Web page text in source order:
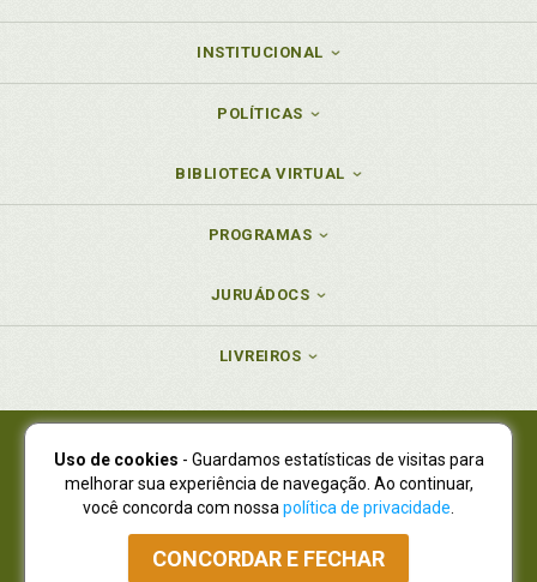
INSTITUCIONAL
POLÍTICAS
BIBLIOTECA VIRTUAL
PROGRAMAS
JURUÁDOCS
LIVREIROS
Juruá Editora Ltda., CNPJ 77.535.508/0001-19
Juruá Informática Ltda., CNPJ 01.701.561/0001-80
NOVO ENDEREÇO:R. Flávio Dallegrave, 7665, São Lourenço |
Curitiba - Paraná - CEP 82210-310
Atendimento: (41) 4009-3900|Vendas Atacado: (41) 4009-3939
Uso de cookies - Guardamos estatísticas de visitas para
melhorar sua experiência de navegação. Ao continuar,
você concorda com nossa política de privacidade
CONCORDAR E FECHAR